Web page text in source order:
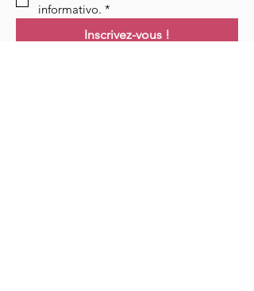
informativo. *
Inscrivez-vous !